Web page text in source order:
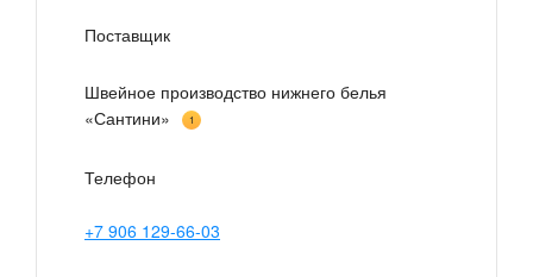
Поставщик
Швейное производство нижнего белья
«Сантини»
1
Телефон
+7 906 129-66-03